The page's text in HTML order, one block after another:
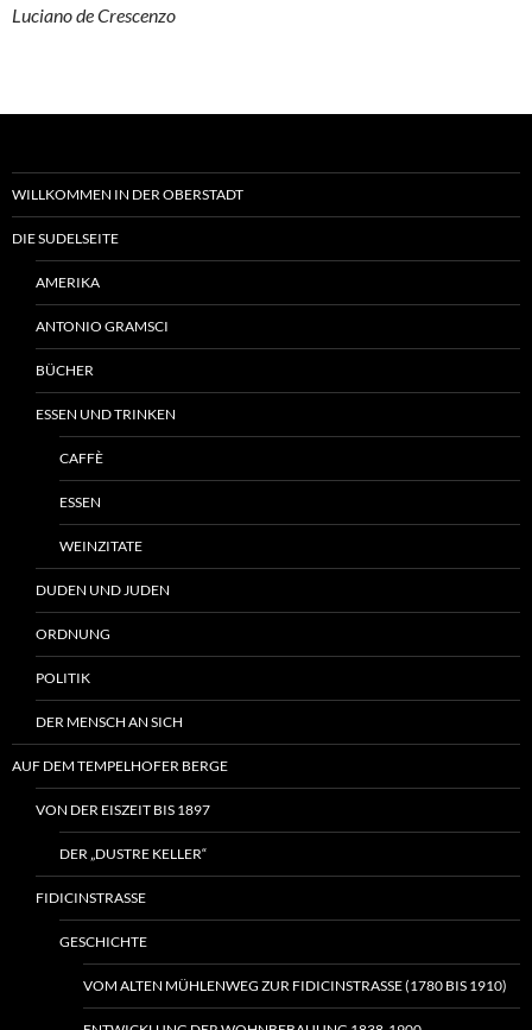
Luciano de Crescenzo
WILLKOMMEN IN DER OBERSTADT
DIE SUDELSEITE
AMERIKA
ANTONIO GRAMSCI
BÜCHER
ESSEN UND TRINKEN
CAFFÈ
ESSEN
WEINZITATE
DUDEN UND JUDEN
ORDNUNG
POLITIK
DER MENSCH AN SICH
AUF DEM TEMPELHOFER BERGE
VON DER EISZEIT BIS 1897
DER „DUSTRE KELLER“
FIDICINSTRASSE
GESCHICHTE
VOM ALTEN MÜHLENWEG ZUR FIDICINSTRASSE (1780 BIS 1910)